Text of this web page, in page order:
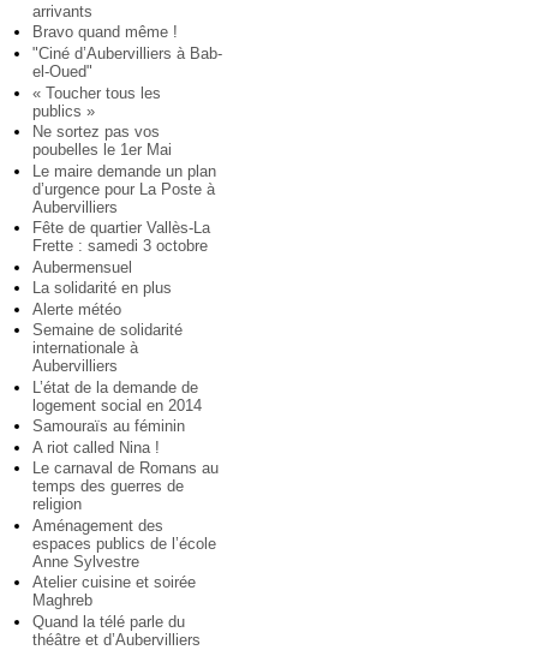
arrivants
Bravo quand même !
"Ciné d’Aubervilliers à Bab-
el-Oued"
« Toucher tous les
publics »
Ne sortez pas vos
poubelles le 1er Mai
Le maire demande un plan
d’urgence pour La Poste à
Aubervilliers
Fête de quartier Vallès-La
Frette : samedi 3 octobre
Aubermensuel
La solidarité en plus
Alerte météo
Semaine de solidarité
internationale à
Aubervilliers
L’état de la demande de
logement social en 2014
Samouraïs au féminin
A riot called Nina !
Le carnaval de Romans au
temps des guerres de
religion
Aménagement des
espaces publics de l’école
Anne Sylvestre
Atelier cuisine et soirée
Maghreb
Quand la télé parle du
théâtre et d’Aubervilliers